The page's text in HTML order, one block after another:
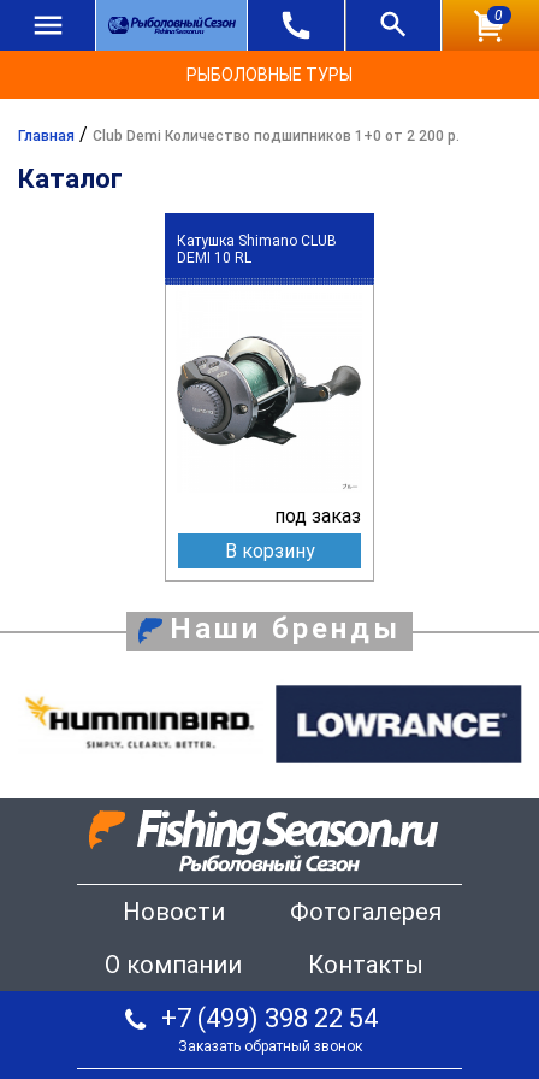
0
РЫБОЛОВНЫЕ ТУРЫ
Главная / Club Demi Количество подшипников 1+0 от 2 200 р.
Каталог
Катушка Shimano CLUB
DEMI 10 RL
под заказ
В корзину
Наши бренды
Новости
Фотогалерея
О компании
Контакты
+7 (499) 398 22 54
Заказать обратный звонок